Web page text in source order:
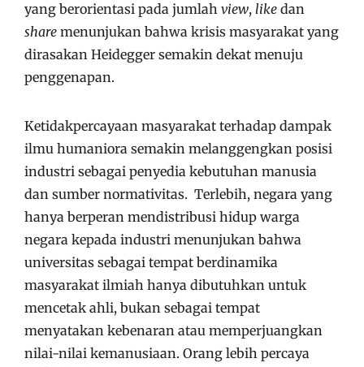
yang berorientasi pada jumlah view, like dan
share menunjukan bahwa krisis masyarakat yang
dirasakan Heidegger semakin dekat menuju
penggenapan.
Ketidakpercayaan masyarakat terhadap dampak
ilmu humaniora semakin melanggengkan posisi
industri sebagai penyedia kebutuhan manusia
dan sumber normativitas. Terlebih, negara yang
hanya berperan mendistribusi hidup warga
negara kepada industri menunjukan bahwa
universitas sebagai tempat berdinamika
masyarakat ilmiah hanya dibutuhkan untuk
mencetak ahli, bukan sebagai tempat
menyatakan kebenaran atau memperjuangkan
nilai-nilai kemanusiaan. Orang lebih percaya